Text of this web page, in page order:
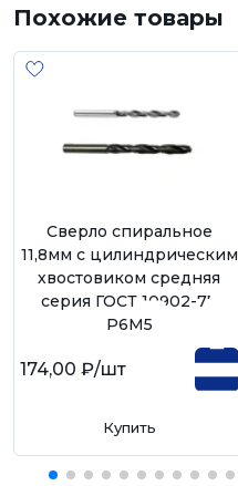
Похожие товары
Сверло спиральное
11,8мм с цилиндрическим
хвостовиком средняя
серия ГОСТ 10902-77
Р6М5
174,00 ₽/шт
Купить